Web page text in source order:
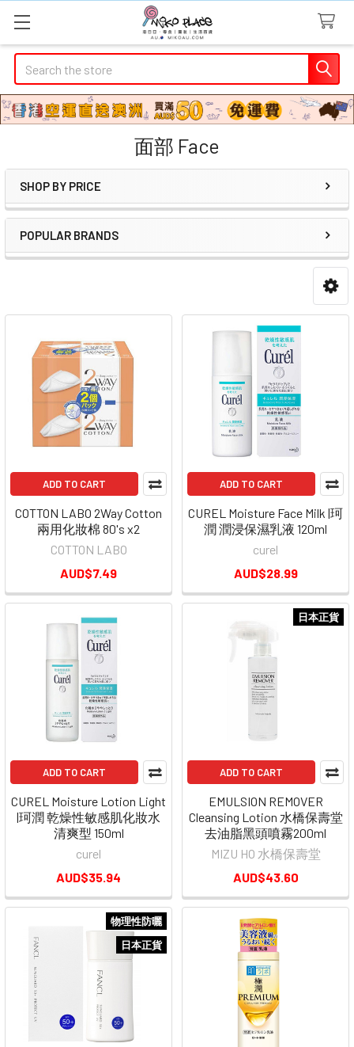
Search
面部 Face
Sidebar
SHOP BY PRICE
POPULAR BRANDS
ADD TO CART
COTTON LABO 2Way Cotton
兩用化妝棉 80's x2
COTTON LABO
AUD$7.49
ADD TO CART
CUREL Moisture Face Milk |珂
潤 潤浸保濕乳液 120ml
curel
AUD$28.99
ADD TO CART
CUREL Moisture Lotion Light
|珂潤 乾燥性敏感肌化妝水
清爽型 150ml
curel
AUD$35.94
日本正貨
ADD TO CART
EMULSION REMOVER
Cleansing Lotion 水橋保壽堂
去油脂黑頭噴霧200ml
MIZU HO 水橋保壽堂
AUD$43.60
物理性防曬
日本正貨